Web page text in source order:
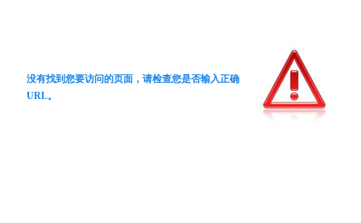
没有找到您要访问的页面，请检查您是否输入正确
URL。